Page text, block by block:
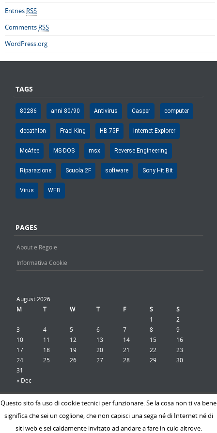
Entries RSS
Comments RSS
WordPress.org
TAGS
80286 anni 80/90 Antivirus Casper computer
decathlon Frael King HB-75P Internet Explorer
McAfee MS-DOS msx Reverse Engineering
Riparazione Scuola 2F software Sony Hit Bit
Virus WEB
PAGES
About e Regole
Informativa Cookie
August 2026
M
T W T F S S
« Dec
1
2
3
4 5 6 7 8
9
10
11 12 13 14 15
16
17
18 19 20 21 22
23
24
25 26 27 28 29
30
31
Discovery WordPress ThemePowered By WordPress
Questo sito fa uso di cookie tecnici per funzionare. Se la cosa non ti va bene
significa che sei un coglione, che non capisci una sega né di Internet né di
siti web e sei caldamente invitato ad andare a fare in culo altrove.